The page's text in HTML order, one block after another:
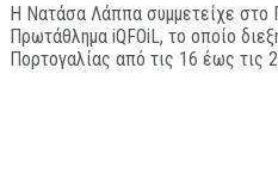
Η Νατάσα Λάππα συμμετείχε στο
Πρωτάθλημα iQFOiL, το οποίο
Πορτογαλίας από τις 16 έως τις